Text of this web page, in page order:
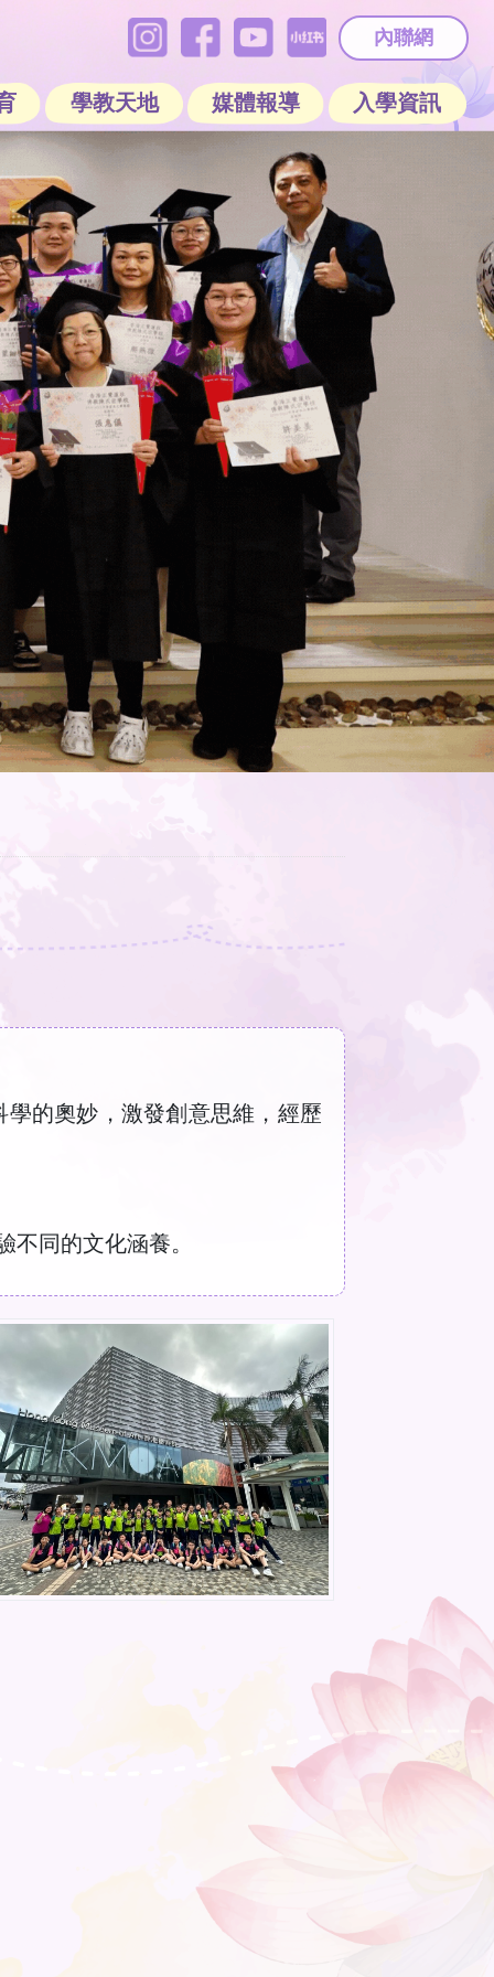
內聯網
學教天地 媒體報導 入學資訊
學的奧妙，激發創意思維，經歷
同的文化涵養。